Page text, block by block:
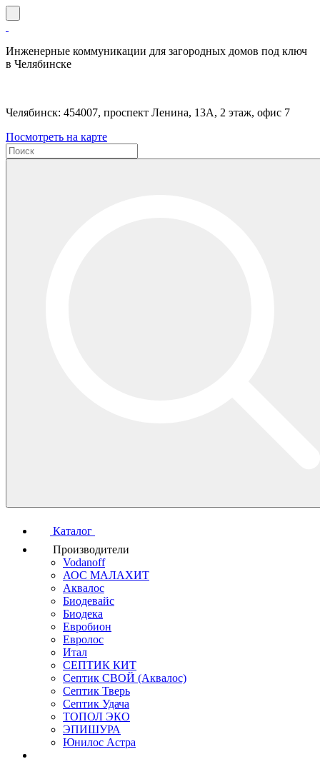
Инженерные коммуникации для загородных домов под ключ
в Челябинске
Челябинск: 454007, проспект Ленина, 13А, 2 этаж, офис 7
Посмотреть на карте
Каталог
Производители
Vodanoff
АОС МАЛАХИТ
Аквалос
Биодевайс
Биодека
Евробион
Евролос
Итал
СЕПТИК КИТ
Септик СВОЙ (Аквалос)
Септик Тверь
Септик Удача
ТОПОЛ ЭКО
ЭПИШУРА
Юнилос Астра